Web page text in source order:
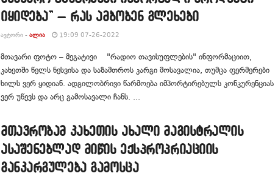
იყიდება” – რას ამბობენ გლეხები
ᲐᲕᲢᲝᲠᲘ - ᲐᲚᲘᲐ 19:09 07-26-2022
მთავარი ფოტო – მეგატივი "რადიო თავისუფლების" ინფორმაციით,
კახეთში წელს ნესვისა და საზამთროს კარგი მოსავალია, თუმცა ფერმერები
ხილს ვერ ყიდიან. ადგილობრივი წარმოება იმპორტირებულს კონკურენციას
ვერ უწევს და არც გამოსავალი ჩანს. ...
მთავრობამ კახეთის ახალი მაგისტრალის
ასაშენებლად მიწის ექსპროპრიაციის
განკარგულება გამოსცა